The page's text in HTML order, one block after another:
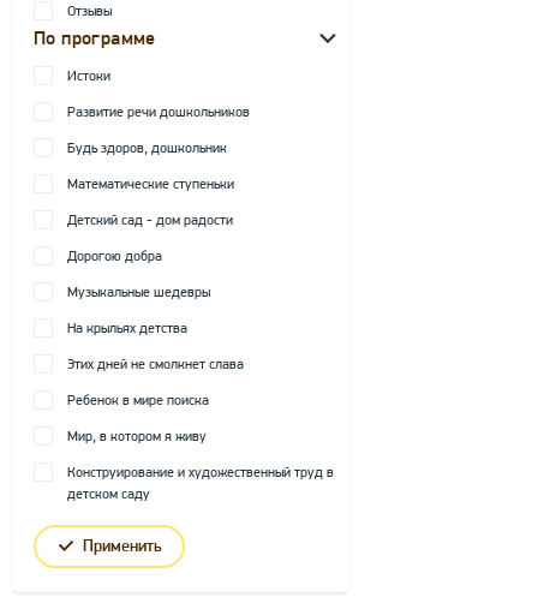
Отзывы
По программе
Истоки
Развитие речи дошкольников
Будь здоров, дошкольник
Математические ступеньки
Детский сад - дом радости
Дорогою добра
Музыкальные шедевры
На крыльях детства
Этих дней не смолкнет слава
Ребенок в мире поиска
Мир, в котором я живу
Конструирование и художественный труд в
детском саду
Применить